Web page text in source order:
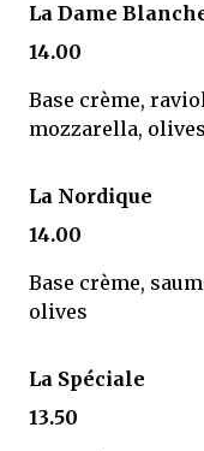
La Dame
14.00
Base crème,
mozzarella, olives
La Nordique
14.00
Base crème,
olives
La Spéciale
13.50